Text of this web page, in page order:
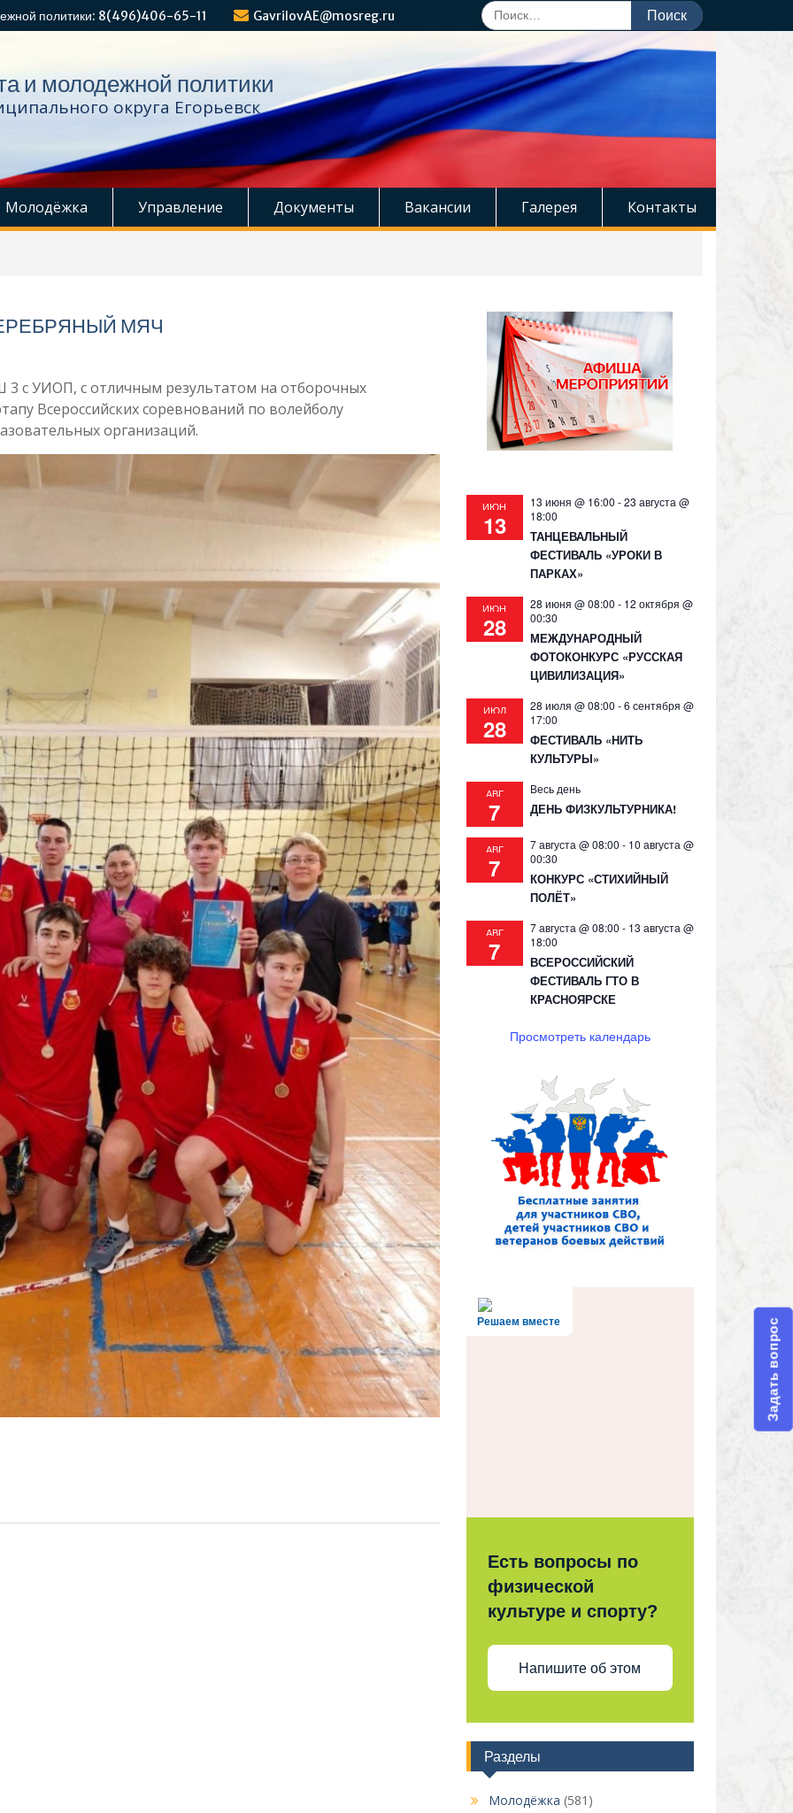
политики: 8(496)406-65-11 GavrilovAE@mosreg.ru
Поиск
по:
и молодежной политики
округа Егорьевск
Молодёжка Управление Документы Вакансии Галерея Контакты
МЯЧ
с УИОП, с отличным результатом на отборочных
Всероссийских соревнований по волейболу
организаций.
ИЮН
13
13 июня @ 16:00 -23 августа @
18:00
ТАНЦЕВАЛЬНЫЙ
ФЕСТИВАЛЬ «УРОКИ В
ПАРКАХ»
ИЮН
28
28 июня @ 08:00 - 12 октября @
00:30
МЕЖДУНАРОДНЫЙ
ФОТОКОНКУРС «РУССКАЯ
ЦИВИЛИЗАЦИЯ»
ИЮЛ
28
28 июля @ 08:00 -6 сентября @
17:00
ФЕСТИВАЛЬ «НИТЬ
КУЛЬТУРЫ»
АВГ
7
Весь день
ДЕНЬ ФИЗКУЛЬТУРНИКА!
АВГ
7
7 августа @ 08:00 - 10 августа @
00:30
КОНКУРС «СТИХИЙНЫЙ
ПОЛЁТ»
АВГ
7
7 августа @ 08:00 - 13 августа @
18:00
ВСЕРОССИЙСКИЙ
ФЕСТИВАЛЬ ГТО В
КРАСНОЯРСКЕ
Просмотреть календарь
Решаем вместе
Есть вопросы по
физической
культуре и спорту?
Напишите об этом
Разделы
Молодёжка (581)
Задать вопрос